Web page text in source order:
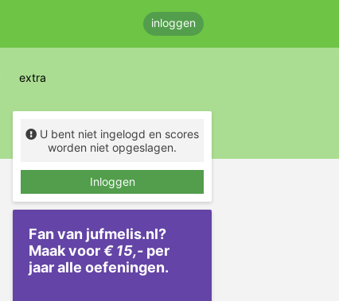
inloggen
extra
U bent niet ingelogd en scores
worden niet opgeslagen.
Inloggen
Fan van jufmelis.nl?
Maak voor€ 15,- per
jaar alle oefeningen.